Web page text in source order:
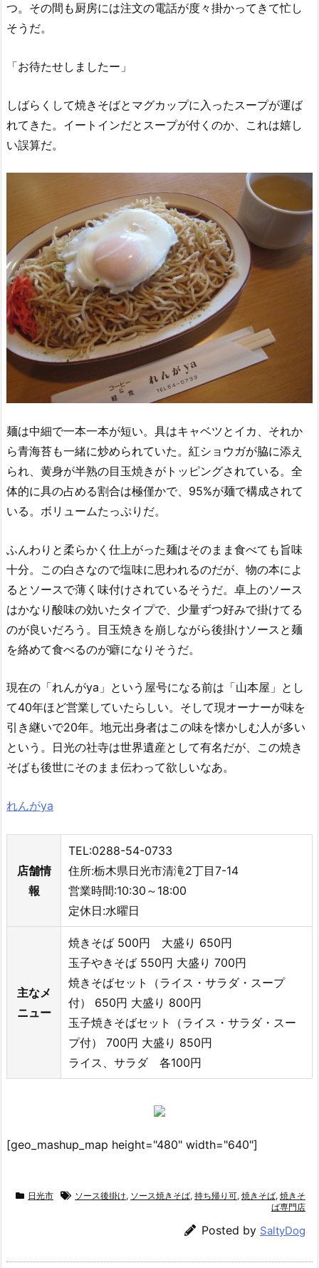
つ。その間も厨房には注文の電話が度々掛かってきて忙し
そうだ。
「お待たせしましたー」
しばらくして焼きそばとマグカップに入ったスープが運ば
れてきた。イートインだとスープが付くのか、これは嬉し
い誤算だ。
麺は中細で一本一本が短い。具はキャベツとイカ、それか
ら青海苔も一緒に炒められていた。紅ショウガが脇に添え
られ、黄身が半熟の目玉焼きがトッピングされている。全
体的に具の占める割合は極僅かで、95%が麺で構成されて
いる。ボリュームたっぷりだ。
ふんわりと柔らかく仕上がった麺はそのまま食べても旨味
十分。この白さなので塩味に思われるのだが、物の本によ
るとソースで薄く味付けされているそうだ。卓上のソース
はかなり酸味の効いたタイプで、少量ずつ好みで掛けてる
のが良いだろう。目玉焼きを崩しながら後掛けソースと麺
を絡めて食べるのが癖になりそうだ。
現在の「れんがya」という屋号になる前は「山本屋」とし
て40年ほど営業していたらしい。そして現オーナーが味を
引き継いで20年。地元出身者はこの味を懐かしむ人が多い
という。日光の社寺は世界遺産として有名だが、この焼き
そばも後世にそのまま伝わって欲しいなあ。
れんがya
店舗情
報
TEL:0288-54-0733
住所:栃木県日光市清滝2丁目7-14
営業時間:10:30～18:00
定休日:水曜日
主なメ
ニュー
焼きそば 500円 大盛り 650円
玉子やきそば 550円 大盛り 700円
焼きそばセット（ライス・サラダ・スープ
付） 650円 大盛り 800円
玉子焼きそばセット（ライス・サラダ・スー
プ付） 700円 大盛り 850円
ライス、サラダ 各100円
[geo_mashup_map height="480" width="640"]
日光市 ソース後掛け, ソース焼きそば, 持ち帰り可, 焼きそば, 焼きそ
ば専門店
Posted by SaltyDog